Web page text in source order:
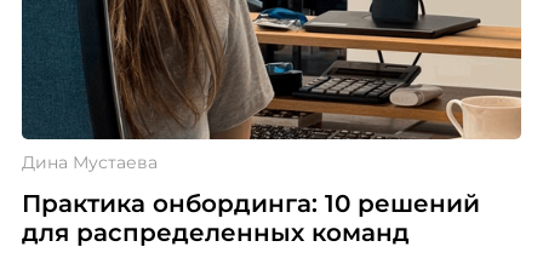
Дина Мустаева
Практика онбординга: 10 решений
для распределенных команд